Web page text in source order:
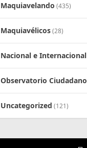
Maquiavelando (435)
Maquiavélicos(28)
Nacional e Internacional
Observatorio Ciudadano
Uncategorized (121)